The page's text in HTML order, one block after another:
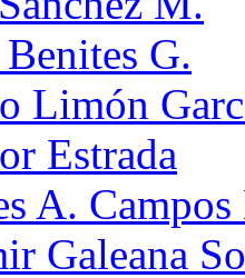
G.
Limón
Estrada
A.
Galeana